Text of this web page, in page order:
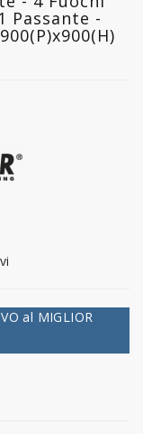
Passante -
al MIGLIOR